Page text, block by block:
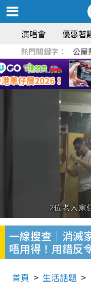
演唱會 優惠著
熱門關鍵字： 公屋
一線搜查│消滅
唔用得！用錯反
首頁 生活話題